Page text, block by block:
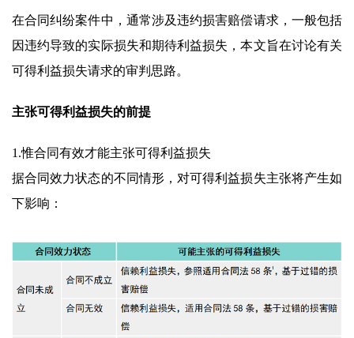
在合同纠纷案件中，通常涉及违约损害赔偿请求，一般包括
因违约导致的实际损失和期待利益损失，本文旨在讨论有关
可得利益损失请求的审判思路。
主张可得利益损失的前提
1.惟合同有效才能主张可得利益损失
据合同效力状态的不同情形，对可得利益损失主张将产生如
下影响：